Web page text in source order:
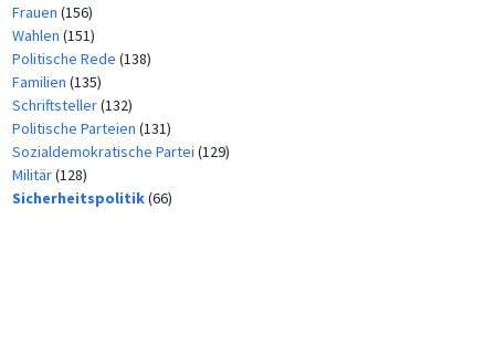
Frauen (156)
Wahlen (151)
Politische Rede (138)
Familien (135)
Schriftsteller(132)
Politische Parteien (131)
Sozialdemokratische Partei (129)
Militär(128)
Sicherheitspolitik(66)